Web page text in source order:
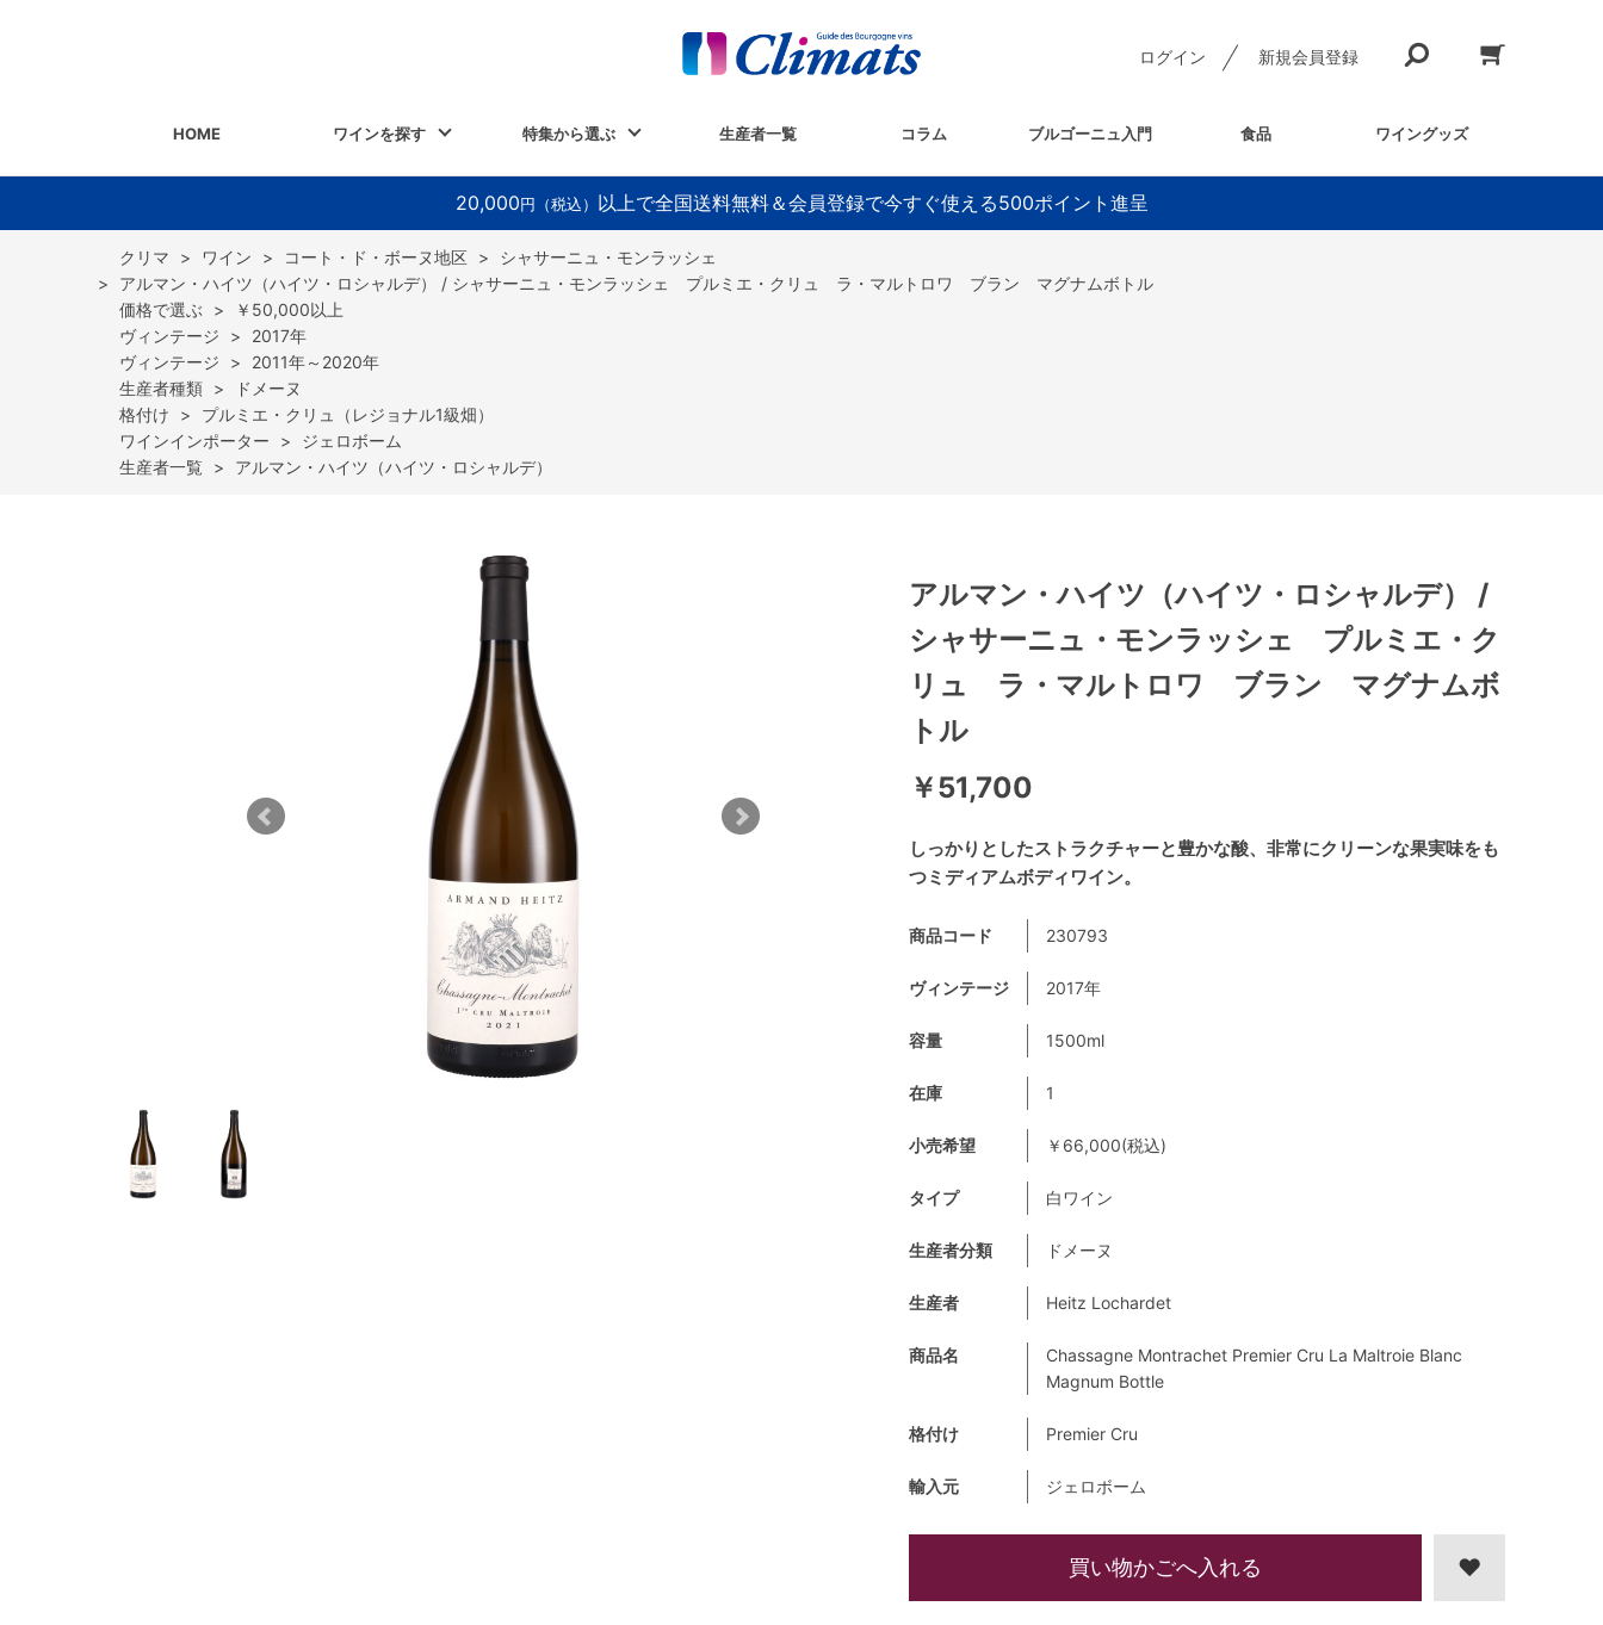
ログイン 新規会員登録
HOME ワインを探す 特集から選ぶ 生産者一覧 コラム ブルゴーニュ入門 食品 ワイングッズ
20,000 円（税込） 以上で全国送料無料＆会員登録で今すぐ使える500ポイント進呈
> ワイン > コート・ド・ボーヌ地区 >
シャサーニュ・モンラッシェ
>
アルマン・ハイツ（ハイツ・ロシャルデ） / シャサーニュ・モンラッシェ プルミエ・クリュ ラ・マルトロワ ブラン マグナムボトル
>
￥50,000以上
>
2017年
>
2011年～2020年
>
ドメーヌ
>
プルミエ・クリュ（レジョナル1級畑）
>
ジェロボーム
>
アルマン・ハイツ（ハイツ・ロシャルデ）
しっかりとしたストラクチャーと豊かな酸、非常にクリーンな果実味をも
つミディアムボディワイン。
アルマン・ハイツ（ハイツ・ロシャルデ） /
シャサーニュ・モンラッシェ プルミエ・ク
リュ ラ・マルトロワ ブラン マグナムボ
トル
￥51,700
商品コード 230793
ヴィンテージ 2017年
容量 1500ml
在庫 1
小売希望 ￥66,000(税込)
タイプ 白ワイン
生産者分類 ドメーヌ
生産者 Heitz Lochardet
商品名
Chassagne Montrachet Premier Cru La Maltroie Blanc
Magnum Bottle
格付け Premier Cru
輸入元 ジェロボーム
買い物かごへ入れる